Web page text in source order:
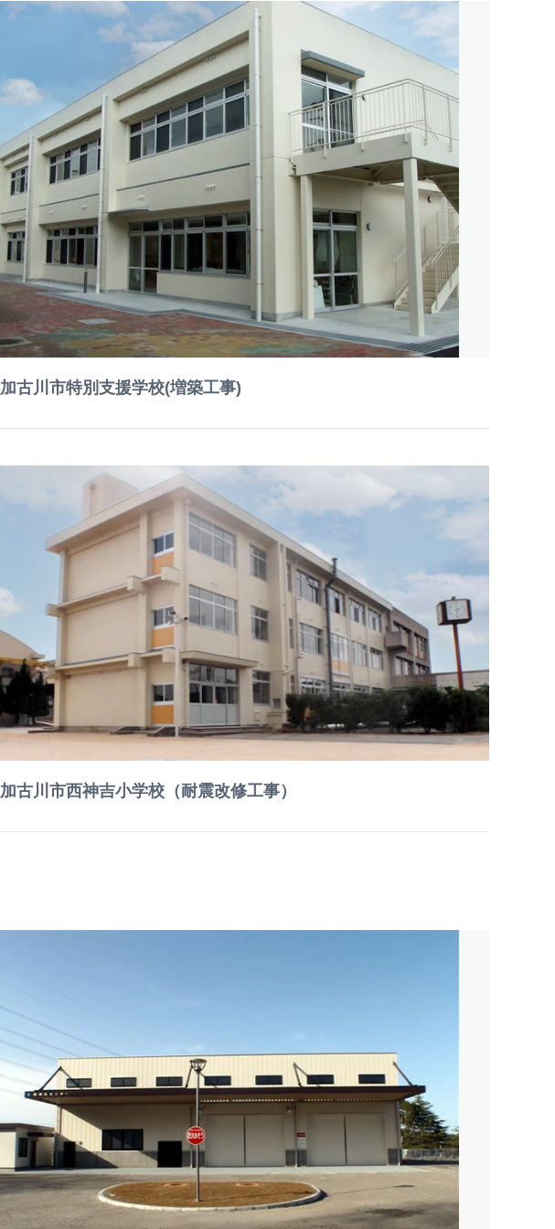
加古川市特別支援学校(増築工事)
加古川市西神吉小学校（耐震改修工事）